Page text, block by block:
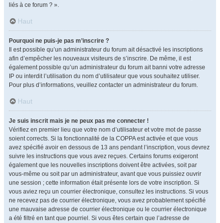
liés à ce forum ? ».
Haut
Pourquoi ne puis-je pas m’inscrire ?
Il est possible qu’un administrateur du forum ait désactivé les inscriptions
afin d’empêcher les nouveaux visiteurs de s’inscrire. De même, il est
également possible qu’un administrateur du forum ait banni votre adresse
IP ou interdit l’utilisation du nom d’utilisateur que vous souhaitez utiliser.
Pour plus d’informations, veuillez contacter un administrateur du forum.
Haut
Je suis inscrit mais je ne peux pas me connecter !
Vérifiez en premier lieu que votre nom d’utilisateur et votre mot de passe
soient corrects. Si la fonctionnalité de la COPPA est activée et que vous
avez spécifié avoir en dessous de 13 ans pendant l’inscription, vous devrez
suivre les instructions que vous avez reçues. Certains forums exigeront
également que les nouvelles inscriptions doivent être activées, soit par
vous-même ou soit par un administrateur, avant que vous puissiez ouvrir
une session ; cette information était présente lors de votre inscription. Si
vous aviez reçu un courrier électronique, consultez les instructions. Si vous
ne recevez pas de courrier électronique, vous avez probablement spécifié
une mauvaise adresse de courrier électronique ou le courrier électronique
a été filtré en tant que pourriel. Si vous êtes certain que l’adresse de